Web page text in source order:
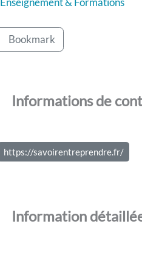
Bookmark
Informations de
https://savoirentreprendre.fr/
Information